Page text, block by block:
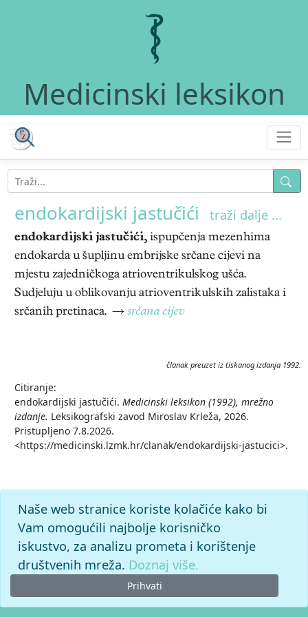
Medicinski leksikon
endokardijski jastučići traži dalje ...
endokardijski jastučići, ispupčenja mezenhima
endokarda u šupljinu embrijske srčane cijevi na
mjestu zajedničkoga atrioventrikulskog ušća.
Sudjeluju u oblikovanju atrioventrikulskih zalistaka i
srčanih pretinaca. → srčana cijev
članak preuzet iz tiskanog izdanja 1992.
Citiranje:
endokardijski jastučići. Medicinski leksikon (1992), mrežno
izdanje. Leksikografski zavod Miroslav Krleža, 2026.
Pristupljeno 7.8.2026.
<https://medicinski.lzmk.hr/clanak/endokardijski-jastucici>.
Naše web stranice koriste kolačiće kako bi
Vam omogućili najbolje korisničko
iskustvo, za analizu prometa i korištenje
društvenih mreža. Doznaj više.
Prihvati
© 2026. -Leksikografski zavodMiroslav Krleža